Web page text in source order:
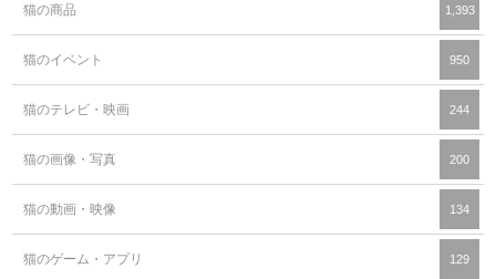
猫の商品 1,393
猫のイベント 950
猫のテレビ・映画 244
猫の画像・写真 200
猫の動画・映像 134
猫のゲーム・アプリ 129